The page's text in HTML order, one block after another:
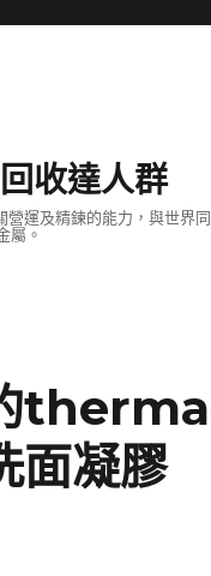
收達人群
運及精鍊的能力，與世界
屬。
面凝膠